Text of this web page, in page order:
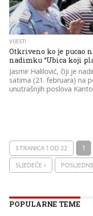
VIJESTI
Otkriveno ko je pucao
nadimku “Ubica koji
Jasmir Halilović, čiji je
satima (21. februara) na
unutrašnjih poslova
STRANICA 1 OD 22 1
SLJEDEĆE ›
POPULARNE TEME